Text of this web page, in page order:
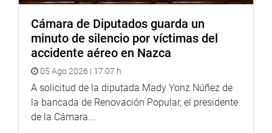
Cámara de Diputados guarda un
minuto de silencio por víctimas del
accidente aéreo en Nazca
05 Ago 2026 | 17:07 h
A solicitud de la diputada Mady Yonz Núñez de
la bancada de Renovación Popular, el presidente
de la Cámara...